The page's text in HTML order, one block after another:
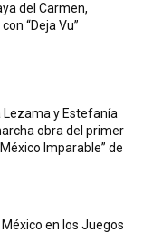
del Carmen,
“Deja Vu”
Lezama y Estefanía
obra del primer
Imparable” de
en los Juegos